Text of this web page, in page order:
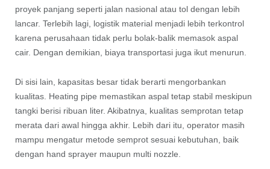
proyek panjang seperti jalan nasional atau tol dengan lebih
lancar. Terlebih lagi, logistik material menjadi lebih terkontrol
karena perusahaan tidak perlu bolak-balik memasok aspal
cair. Dengan demikian, biaya transportasi juga ikut menurun.
Di sisi lain, kapasitas besar tidak berarti mengorbankan
kualitas. Heating pipe memastikan aspal tetap stabil meskipun
tangki berisi ribuan liter. Akibatnya, kualitas semprotan tetap
merata dari awal hingga akhir. Lebih dari itu, operator masih
mampu mengatur metode semprot sesuai kebutuhan, baik
dengan hand sprayer maupun multi nozzle.